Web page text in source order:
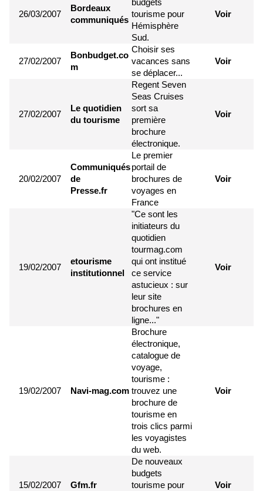
26/03/2007
Bordeaux
communiqués
budgets
tourisme pour
Hémisphère
Sud.
Voir
27/02/2007
Bonbudget.co
m
Choisir ses
vacances sans
se déplacer...
Voir
27/02/2007
Le quotidien
du tourisme
Regent Seven
Seas Cruises
sort sa
première
brochure
électronique.
Voir
20/02/2007
Communiqués
de
Presse.fr
Le premier
portail de
brochures de
voyages en
France
Voir
19/02/2007
etourisme
institutionnel
"Ce sont les
initiateurs du
quotidien
tourmag.com
qui ont institué
ce service
astucieux : sur
leur site
brochures en
ligne..."
Voir
19/02/2007 Navi-mag.com
Brochure
électronique,
catalogue de
voyage,
tourisme :
trouvez une
brochure de
tourisme en
trois clics parmi
les voyagistes
du web.
Voir
15/02/2007 Gfm.fr
De nouveaux
budgets
tourisme pour
Voir